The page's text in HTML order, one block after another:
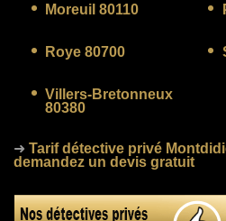
Moreuil 80110
Roye 80700
Villers-Bretonneux
80380
➜Tarif détective privé
demandez un devis gratuit